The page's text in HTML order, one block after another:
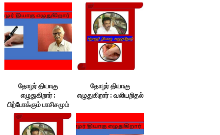
தோழர் தியாகு
எழுதுகிறார் :
பிற்போக்கும் பாசிசமும்
ஒன்றா?
தோழர் தியாகு
எழுதுகிறார் : வலியறிதல்